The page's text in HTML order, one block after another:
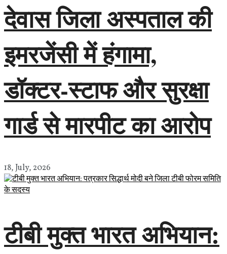
देवास जिला अस्पताल की
इमरजेंसी में हंगामा,
डॉक्टर-स्टाफ और सुरक्षा
गार्ड से मारपीट का आरोप
18, July, 2026
टीबी मुक्त भारत अभियान: